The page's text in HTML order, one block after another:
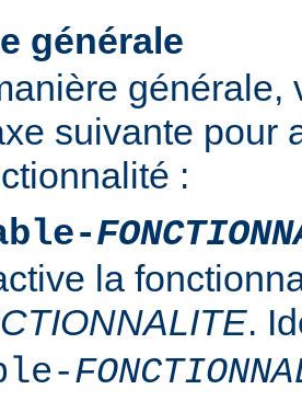
générale
générale,
suivante pour
:
la
.